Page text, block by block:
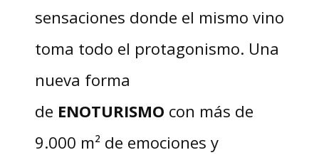
sensaciones donde el mismo vino
toma todo el protagonismo. Una
nueva forma
de ENOTURISMO con más de
9.000 m² de emociones y